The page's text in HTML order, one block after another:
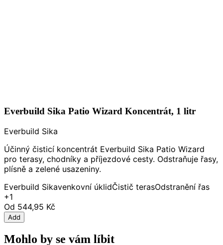
Everbuild Sika Patio Wizard Koncentrát, 1 litr
Everbuild Sika
Účinný čisticí koncentrát Everbuild Sika Patio Wizard
pro terasy, chodníky a příjezdové cesty. Odstraňuje řasy,
plísně a zelené usazeniny.
Everbuild Sikavenkovní úklidČistič terasOdstranění řas
+1
Od 544,95 Kč
Add
Mohlo by se vám líbit